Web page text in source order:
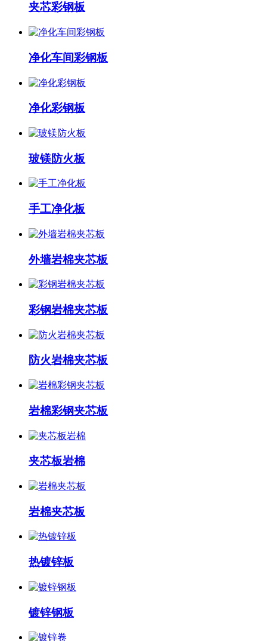
夹芯彩钢板
净化车间彩钢板
净化彩钢板
玻镁防火板
手工净化板
外墙岩棉夹芯板
彩钢岩棉夹芯板
防火岩棉夹芯板
岩棉彩钢夹芯板
夹芯板岩棉
岩棉夹芯板
热镀锌板
镀锌钢板